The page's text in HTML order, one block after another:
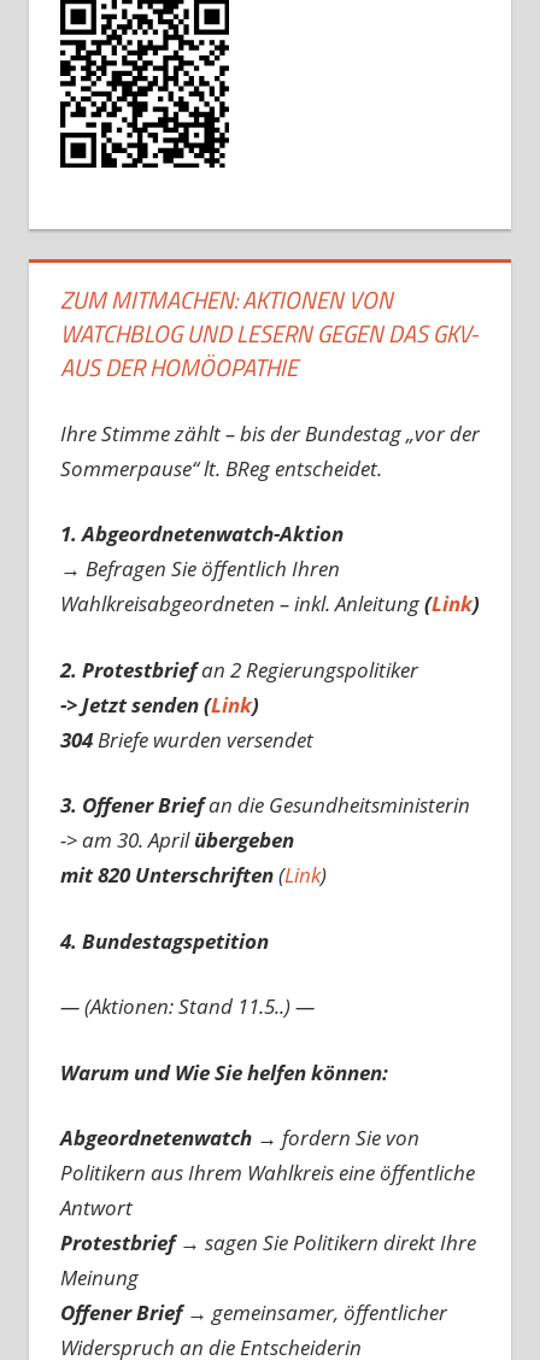
ZUM MITMACHEN: AKTIONEN VON
WATCHBLOG UND LESERN GEGEN DAS GKV-
AUS DER HOMÖOPATHIE
Ihre Stimme zählt – bis der Bundestag „vor der
Sommerpause“ lt. BReg entscheidet.
1. Abgeordnetenwatch-Aktion
→ Befragen Sie öffentlich Ihren
Wahlkreisabgeordneten – inkl. Anleitung(Link)
2. Protestbriefan 2 Regierungspolitiker
-> Jetzt senden (Link)
304Briefe wurden versendet
3. Offener Briefan die Gesundheitsministerin
-> am 30. Aprilübergeben
mit 820 Unterschriften(Link)
4. Bundestagspetition
— (Aktionen: Stand 11.5..) —
Warum und Wie Sie helfen können:
Abgeordnetenwatch → fordern Sie von
Politikern aus Ihrem Wahlkreis eine öffentliche
Antwort
Protestbrief → sagen Sie Politikern direkt Ihre
Meinung
Offener Brief → gemeinsamer, öffentlicher
Widerspruch an die Entscheiderin